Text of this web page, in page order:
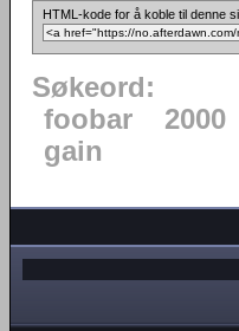
HTML-kode for å koble til denne
Søkeord:
foobar
2000
gain